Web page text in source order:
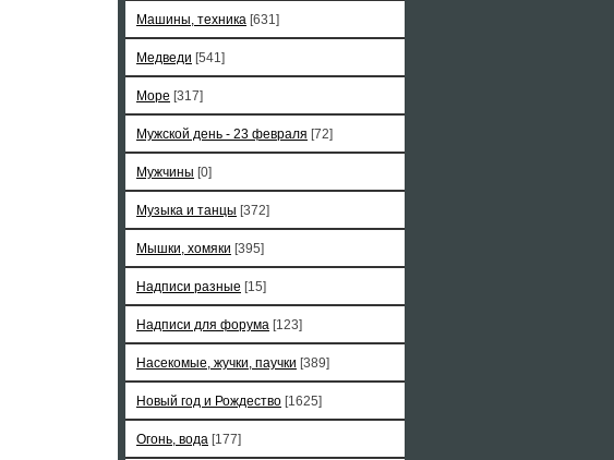
Машины, техника [631]
Медведи [541]
Море [317]
Мужской день - 23 февраля [72]
Мужчины [0]
Музыка и танцы [372]
Мышки, хомяки [395]
Надписи разные [15]
Надписи для форума [123]
Насекомые, жучки, паучки [389]
Новый год и Рождество [1625]
Огонь, вода [177]